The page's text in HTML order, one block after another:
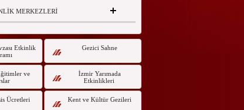
MERKEZLERİ
Etkinlik
Gezici Sahne
ve
İzmir Yarımada
Etkinlikleri
Ücretleri Kent ve Kültür Gezileri